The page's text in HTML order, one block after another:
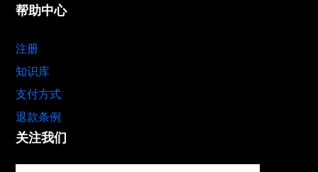
帮助中心
注册
知识库
支付方式
退款条例
关注我们